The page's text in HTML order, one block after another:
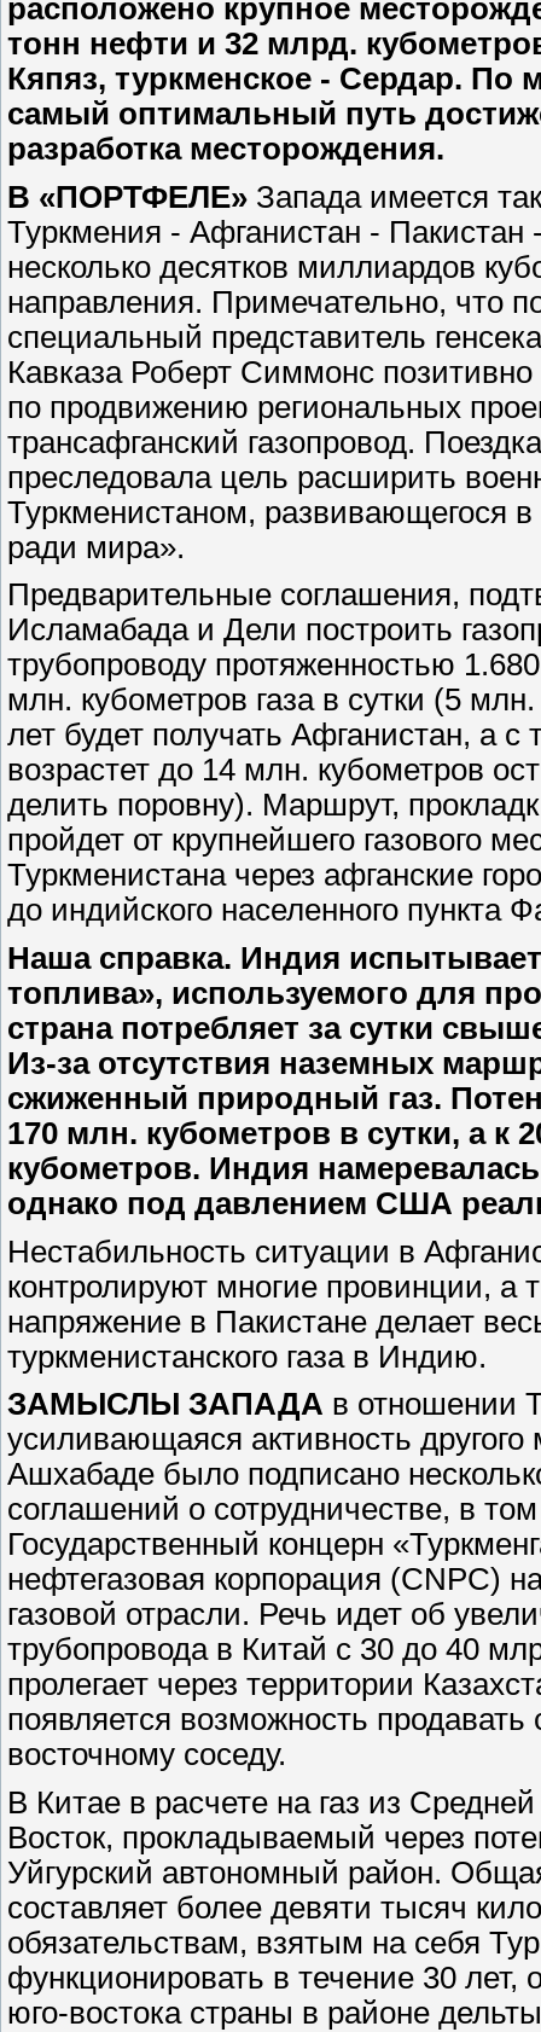
расположено крупное
тонн нефти и 32 млрд.
Кяпяз, туркменское - Сердар. По
самый оптимальный путь
разработка месторождения.
В «ПОРТФЕЛЕ» Запада имеется
Туркмения - Афганистан -
несколько десятков миллиардов
направления. Примечательно, что
специальный представитель
Кавказа Роберт Симмонс
по продвижению региональных
трансафганский газопровод.
преследовала цель расширить
Туркменистаном, развивающегося
ради мира».
Предварительные соглашения,
Исламабада и Дели построить
трубопроводу протяженностью
млн. кубометров газа в сутки (5
лет будет получать Афганистан, а с
возрастет до 14 млн. кубометров
делить поровну). Маршрут,
пройдет от крупнейшего газового
Туркменистана через афганские
до индийского населенного пункта
Наша справка. Индия
топлива», используемого для
страна потребляет за сутки
Из-за отсутствия наземных
сжиженный природный газ.
170 млн. кубометров в сутки, а к
кубометров. Индия
однако под давлением США
Нестабильность ситуации в
контролируют многие провинции, а
напряжение в Пакистане делает
туркменистанского газа в Индию.
ЗАМЫСЛЫ ЗАПАДА в отношении
усиливающаяся активность
Ашхабаде было подписано
соглашений о сотрудничестве, в
Государственный концерн
нефтегазовая корпорация (CNPC)
газовой отрасли. Речь идет об
трубопровода в Китай с 30 до 40
пролегает через территории
появляется возможность
восточному соседу.
В Китае в расчете на газ из
Восток, прокладываемый через
Уйгурский автономный район.
составляет более девяти тысяч
обязательствам, взятым на себя
функционировать в течение 30
юго-востока страны в районе